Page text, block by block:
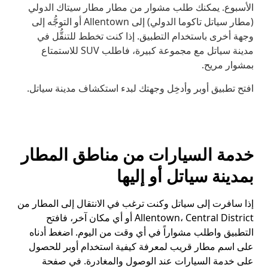
الأسبوع. يمكنك طلب مشوار من مطار مطار سيتاك الدولي
(مطار سياتل تاكوما الدولي) إلى Allentown أو التوجُّه إلى
وجهة أخرى باستخدام التطبيق. إذا كنت تخطط للتنقُّل في
مدينة سياتل مع مجموعة كبيرة، فاطلب SUV للاستمتاع
بمشوار مريح.
افتح تطبيق أوبر وأدخِل وجهتك لبدء استكشاف مدينة سياتل.
خدمة السيارات من مناطق المطار
بمدينة سياتل أو إليها
إذا سافرت إلى سياتل وكنت ترغب في الانتقال إلى المطار من
Allentown، Central District أو أي مكان آخر، فافتح
التطبيق واطلب مشواراً في أي وقت من اليوم. اضغط أدناه
على اسم مطار قريب لمعرفة كيفية استخدام أوبر للحصول
على خدمة السيارات عند الوصول والمغادرة. في صفحة